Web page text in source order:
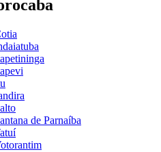
de Parnaíba